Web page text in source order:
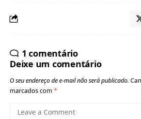
1 comentário
Deixe um comentário
O seu endereço de e-mail não será publicado.
marcados com *